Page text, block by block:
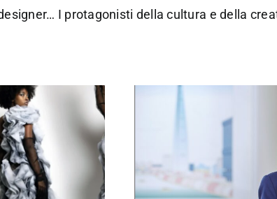
I protagonisti della cultura e della